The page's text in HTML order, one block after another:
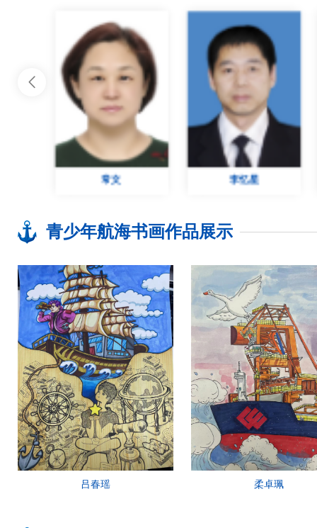
李忆星 王慧芳

青少年航海书画作品展示
吕春瑶 柔卓珮